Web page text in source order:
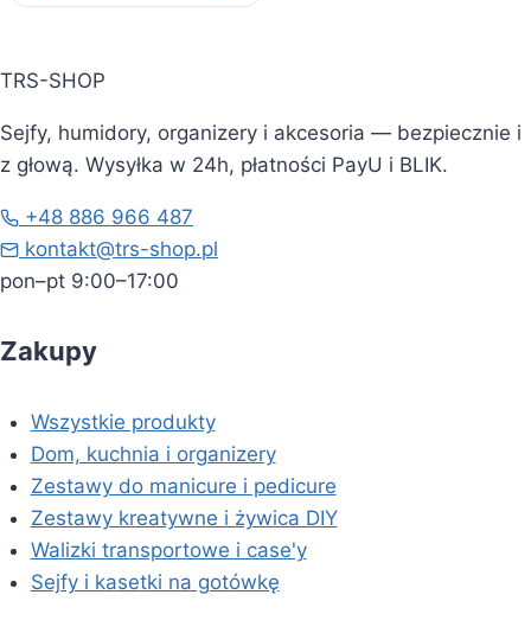
TRS-SHOP
Sejfy, humidory, organizery i akcesoria — bezpiecznie i
z głową. Wysyłka w 24h, płatności PayU i BLIK.
+48 886 966 487
kontakt@trs-shop.pl
pon–pt 9:00–17:00
Zakupy
Wszystkie produkty
Dom, kuchnia i organizery
Zestawy do manicure i pedicure
Zestawy kreatywne i żywica DIY
Walizki transportowe i case'y
Sejfy i kasetki na gotówkę